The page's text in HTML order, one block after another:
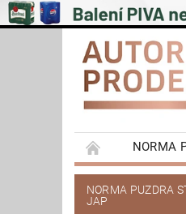
NORMA
EMOTIVE II
POSUVNÉ
NORMA PUZDRA
JAP